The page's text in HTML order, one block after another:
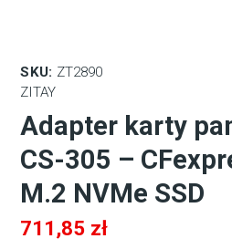
SKU: ZT2890
ZITAY
Adapter karty
CS-305 –
M.2 NVMe SSD
711,85 zł